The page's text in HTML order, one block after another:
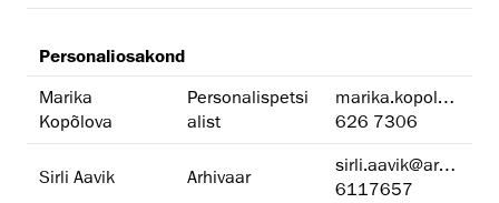
Personaliosakond
Marika
Kopõlova
Personalispetsi
alist
marika.kopolova@artun.ee
626 7306
Sirli Aavik Arhivaar
sirli.aavik@artun.ee
6117657